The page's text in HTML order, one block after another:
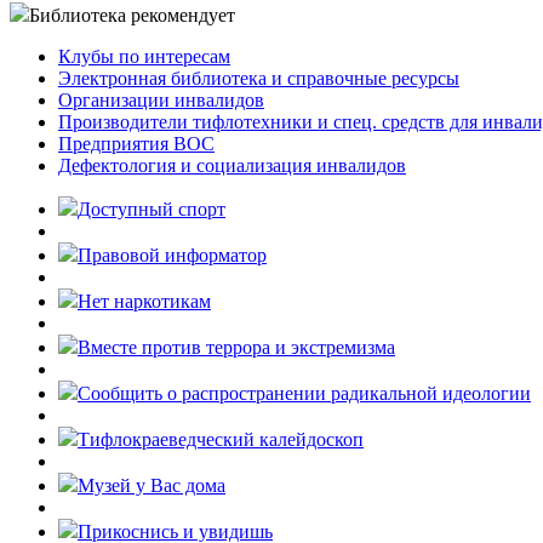
Библиотека рекомендует
Клубы по интересам
Электронная библиотека и справочные ресурсы
Организации инвалидов
Производители тифлотехники и спец. средств для
Предприятия ВОС
Дефектология и социализация инвалидов
Доступный спорт
Правовой информатор
Нет наркотикам
Вместе против террора и экстремизма
Cообщить о распространении радикальной идеологии
Тифлокраеведческий калейдоскоп
Музей у Вас дома
Прикоснись и увидишь